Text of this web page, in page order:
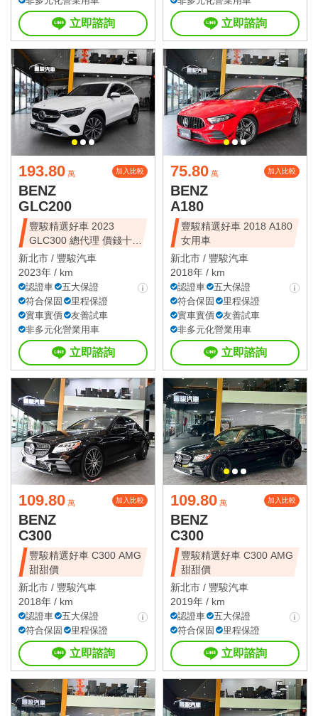
立即諮詢 立即諮詢
193.80 萬 加入比較
BENZ
GLC200
豐駿精選好車 2023
GLC300 總代理 價錢十分
甜美
新北市 / 豐駿汽車
2023年 / km
認證車
五大保證
符合保固
里程保證
實車實價
友善試車
非多元化營業用車
立即諮詢
75.80 萬 加入比較
BENZ
A180
豐駿精選好車 2018 A180
女用車
新北市 / 豐駿汽車
2018年 / km
認證車
五大保證
符合保固
里程保證
實車實價
友善試車
非多元化營業用車
立即諮詢
109.80 萬 加入比較
BENZ
C300
豐駿精選好車 C300 AMG
甜甜價
新北市 / 豐駿汽車
2018年 / km
認證車
五大保證
符合保固
里程保證
立即諮詢
109.80 萬 加入比較
BENZ
C300
豐駿精選好車 C300 AMG
甜甜價
新北市 / 豐駿汽車
2019年 / km
認證車
五大保證
符合保固
里程保證
立即諮詢